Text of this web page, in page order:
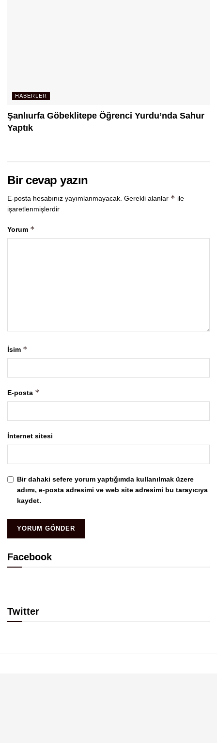
HABERLER
Şanlıurfa Göbeklitepe Öğrenci Yurdu’nda Sahur
Yaptık
Bir cevap yazın
E-posta hesabınız yayımlanmayacak. Gerekli alanlar * ile
işaretlenmişlerdir
Yorum *
İsim *
E-posta *
İnternet sitesi
Bir dahaki sefere yorum yaptığımda kullanılmak üzere
adımı, e-posta adresimi ve web site adresimi bu tarayıcıya
kaydet.
Facebook
Twitter